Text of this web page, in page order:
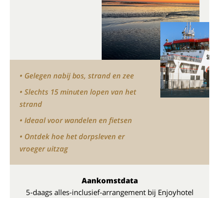
• Gelegen nabij bos, strand en zee
• Slechts 15 minuten lopen van het
strand
• Ideaal voor wandelen en fietsen
• Ontdek hoe het dorpsleven er
vroeger uitzag
Aankomstdata
5-daags alles-inclusief-arrangement bij Enjoyhotel